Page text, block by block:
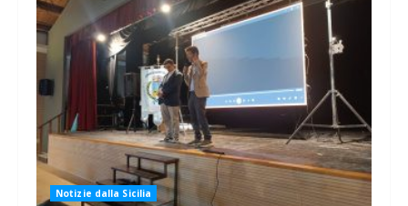
Notizie dalla Sicilia